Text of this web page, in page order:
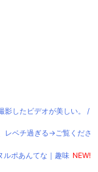
影したビデオが美しい。 /
レベチ過ぎる→ご覧くださ
ルポあんてな｜趣味 NEW!